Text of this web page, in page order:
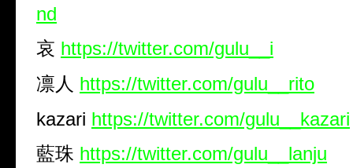
nd
哀 https://twitter.com/gulu__i
凛人 https://twitter.com/gulu__rito
kazari https://twitter.com/gulu__kazari
藍珠 https://twitter.com/gulu__lanju